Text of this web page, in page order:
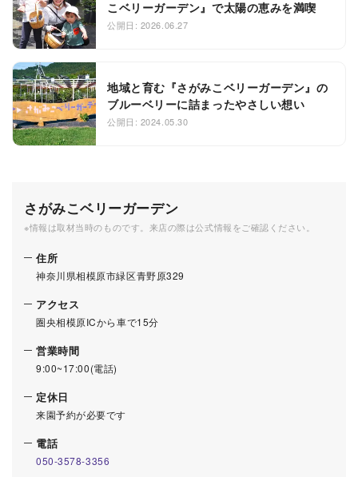
こベリーガーデン』で太陽の恵みを満喫
公開日: 2026.06.27
地域と育む『さがみこベリーガーデン』の
ブルーベリーに詰まったやさしい想い
公開日: 2024.05.30
さがみこベリーガーデン
※情報は取材当時のものです。来店の際は公式情報をご確認ください。
住所
神奈川県相模原市緑区青野原329
アクセス
圏央相模原ICから車で15分
営業時間
9:00~17:00(電話)
定休日
来園予約が必要です
電話
050-3578-3356